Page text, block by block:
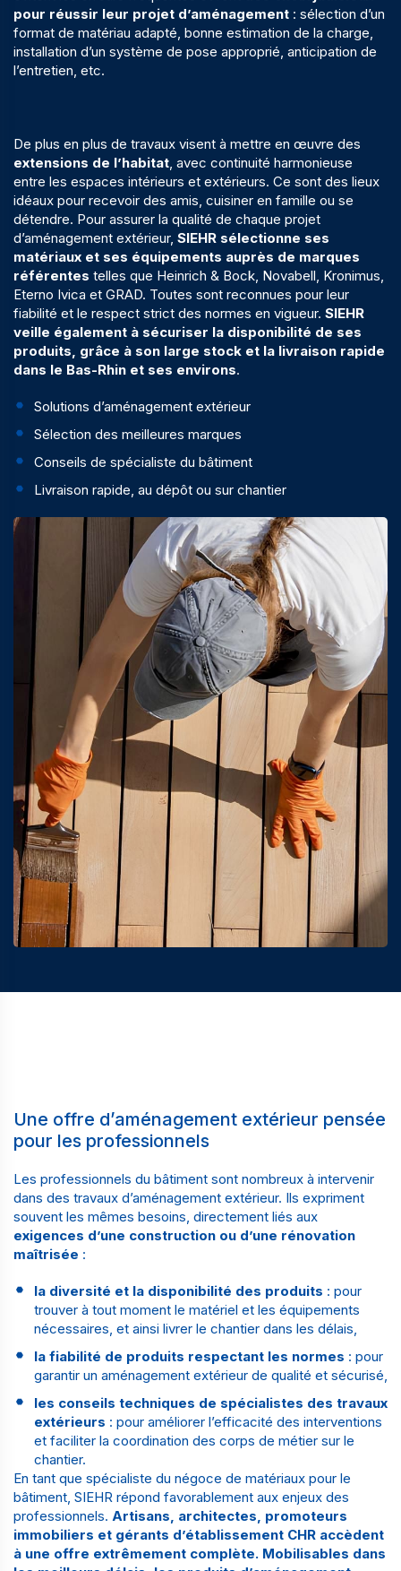
pour réussir leur projet d’aménagement : sélection d’un
format de matériau adapté, bonne estimation de la charge,
installation d’un système de pose approprié, anticipation de
l’entretien, etc.
De plus en plus de travaux visent à mettre en œuvre des
extensions de l’habitat, avec continuité harmonieuse
entre les espaces intérieurs et extérieurs. Ce sont des lieux
idéaux pour recevoir des amis, cuisiner en famille ou se
détendre. Pour assurer la qualité de chaque projet
d’aménagement extérieur, SIEHR sélectionne ses
matériaux et ses équipements auprès de marques
référentes telles que Heinrich & Bock, Novabell, Kronimus,
Eterno Ivica et GRAD. Toutes sont reconnues pour leur
fiabilité et le respect strict des normes en vigueur. SIEHR
veille également à sécuriser la disponibilité de ses
produits, grâce à son large stock et la livraison rapide
dans le Bas-Rhin et ses environs.
Solutions d’aménagement extérieur
Sélection des meilleures marques
Conseils de spécialiste du bâtiment
Livraison rapide, au dépôt ou sur chantier
Une offre d’aménagement extérieur pensée
pour les professionnels
Les professionnels du bâtiment sont nombreux à intervenir
dans des travaux d’aménagement extérieur. Ils expriment
souvent les mêmes besoins, directement liés aux
exigences d’une construction ou d’une rénovation
maîtrisée :
la diversité et la disponibilité des produits : pour
trouver à tout moment le matériel et les équipements
nécessaires, et ainsi livrer le chantier dans les délais,
la fiabilité de produits respectant les normes : pour
garantir un aménagement extérieur de qualité et sécurisé,
les conseils techniques de spécialistes des travaux
extérieurs : pour améliorer l’efficacité des interventions
et faciliter la coordination des corps de métier sur le
chantier.
En tant que spécialiste du négoce de matériaux pour le
bâtiment, SIEHR répond favorablement aux enjeux des
professionnels. Artisans, architectes, promoteurs
immobiliers et gérants d’établissement CHR accèdent
à une offre extrêmement complète. Mobilisables dans